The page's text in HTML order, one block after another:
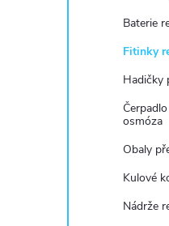
Baterie
Fitinky
Hadičky
osmóza
Obaly
Kulové
Nádrže